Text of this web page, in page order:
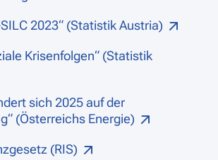
2023“ (Statistik Austria)
Krisenfolgen“ (Statistik
sich 2025 auf der
(Österreichs Energie)
(RIS)